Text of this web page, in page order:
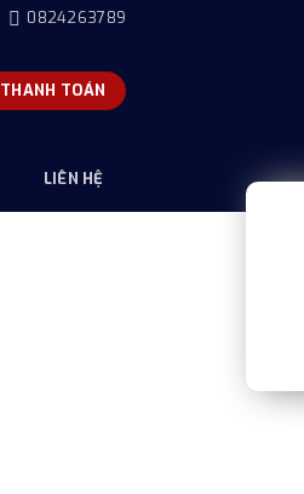
0824263789
THANH TOÁN
LIÊN HỆ